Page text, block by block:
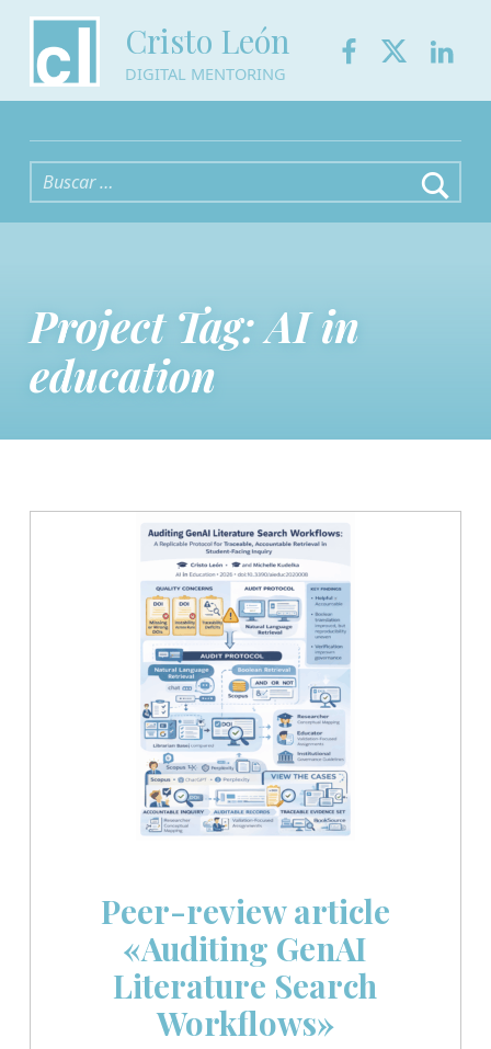
Cristo León
DIGITAL MENTORING
Buscar:
Project Tag:AI in
education
Peer-review article
«Auditing GenAI
Literature Search
Workflows»